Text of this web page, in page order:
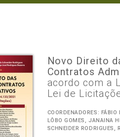
Novo Direito
Contratos
acordo com a
Lei de
COORDENADORES:
LÔBO GOMES, JANAINA
SCHNEIDER RODRIGUES,